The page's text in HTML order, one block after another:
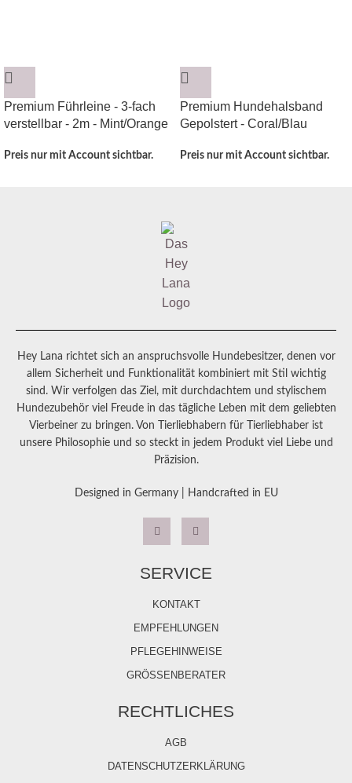
Premium Führleine - 3-fach
verstellbar - 2m - Mint/Orange
Preis nur mit Account sichtbar.
Premium Hundehalsband
Gepolstert - Coral/Blau
Preis nur mit Account sichtbar.
Hey Lana richtet sich an anspruchsvolle Hundebesitzer, denen vor
allem Sicherheit und Funktionalität kombiniert mit Stil wichtig
sind. Wir verfolgen das Ziel, mit durchdachtem und stylischem
Hundezubehör viel Freude in das tägliche Leben mit dem geliebten
Vierbeiner zu bringen. Von Tierliebhabern für Tierliebhaber ist
unsere Philosophie und so steckt in jedem Produkt viel Liebe und
Präzision.
Designed in Germany | Handcrafted in EU
SERVICE
KONTAKT
EMPFEHLUNGEN
PFLEGEHINWEISE
GRÖSSENBERATER
RECHTLICHES
AGB
DATENSCHUTZERKLÄRUNG